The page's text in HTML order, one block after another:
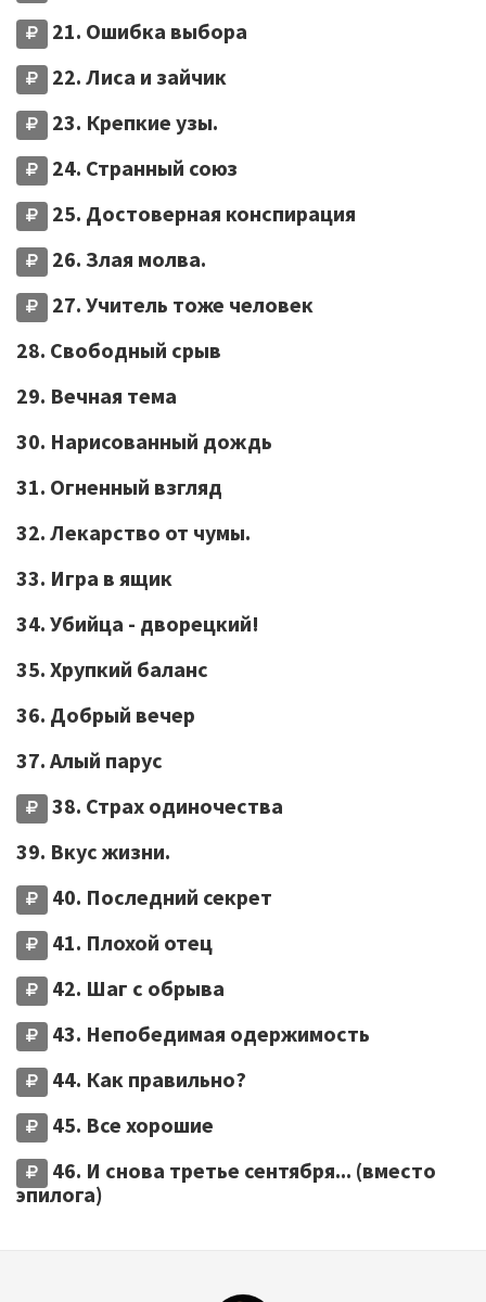
21. Ошибка выбора
22. Лиса и зайчик
23. Крепкие узы.
24. Странный союз
25. Достоверная конспирация
26. Злая молва.
27. Учитель тоже человек
28. Свободный срыв
29. Вечная тема
30. Нарисованный дождь
31. Огненный взгляд
32. Лекарство от чумы.
33. Игра в ящик
34. Убийца - дворецкий!
35. Хрупкий баланс
36. Добрый вечер
37. Алый парус
38. Страх одиночества
39. Вкус жизни.
40. Последний секрет
41. Плохой отец
42. Шаг с обрыва
43. Непобедимая одержимость
44. Как правильно?
45. Все хорошие
46. И снова третье сентября... (вместо
эпилога)